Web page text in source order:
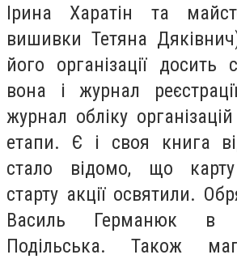
Ірина Харатін та
вишивки Тетяна
його організації досить
вона і журнал
журнал обліку
етапи. Є і своя книга
стало відомо, що карту
старту акції освятили.
Василь Германюк в
Подільська. Також